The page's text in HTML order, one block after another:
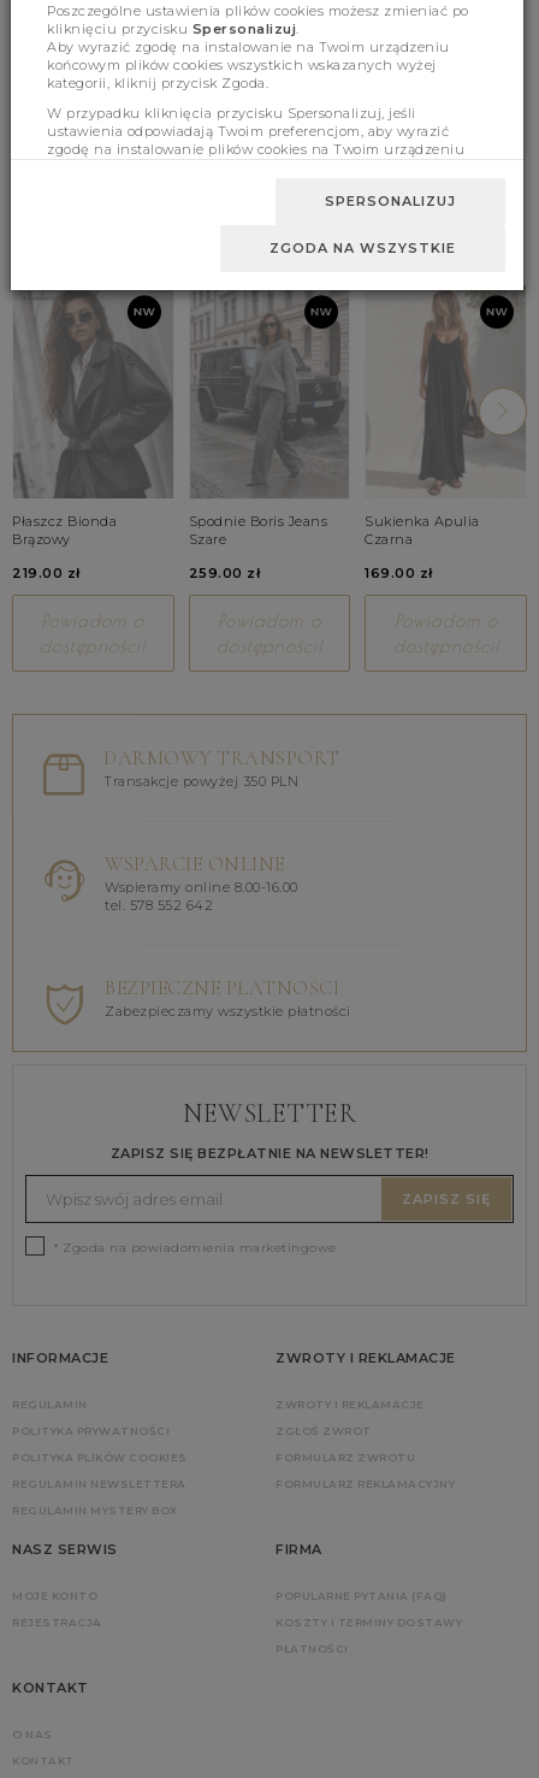
Cechy produktu
Wymiary
Płaszcz Bionda
Brązowy
219.00 zł
Powiadom o
dostępności!
Spodnie Boris Jeans
Szare
259.00 zł
Powiadom o
dostępności!
Sukienka Apulia
Czarna
169.00 zł
Powiadom o
dostępności!
DARMOWY TRANSPORT
Transakcje powyżej 350 PLN
WSPARCIE ONLINE
Wspieramy online 8.00-16.00
tel. 578 552 642
BEZPIECZNE PŁATNOŚCI
Zabezpieczamy wszystkie płatności
NEWSLETTER
ZAPISZ SIĘ BEZPŁATNIE NA NEWSLETTER!
ZAPISZ SIĘ
* Zgoda na powiadomienia marketingowe
INFORMACJE
REGULAMIN
POLITYKA PRYWATNOŚCI
POLITYKA PLIKÓW COOKIES
REGULAMIN NEWSLETTERA
REGULAMIN MYSTERY BOX
ZWROTY I REKLAMACJE
ZWROTY I REKLAMACJE
ZGŁOŚ ZWROT
FORMULARZ ZWROTU
FORMULARZ REKLAMACYJNY
NASZ SERWIS
MOJE KONTO
REJESTRACJA
FIRMA
POPULARNE PYTANIA (FAQ)
KOSZTY I TERMINY DOSTAWY
PŁATNOŚCI
KONTAKT
O NAS
KONTAKT
Poszczególne ustawienia plików cookies możesz zmieniać po
kliknięciu przycisku Spersonalizuj
Aby wyrazić zgodę na instalowanie na Twoim urządzeniu
końcowym plików cookies wszystkich wskazanych wyżej
kategorii, kliknij przycisk Zgoda.
W przypadku kliknięcia przycisku Spersonalizuj, jeśli
ustawienia odpowiadają Twoim preferencjom, aby wyrazić
zgodę na instalowanie plików cookies na Twoim urządzeniu
SPERSONALIZUJ
ZGODA NA WSZYSTKIE